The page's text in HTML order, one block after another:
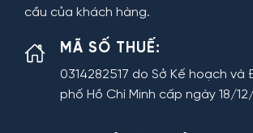
cầu của khách hàng.
MÃ SỐ THUẾ:
0314282517 do Sở Kế hoạch
phố Hồ Chí Minh cấp ngày 18/